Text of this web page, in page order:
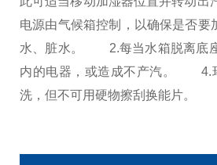
电源由气候箱控制，以确保是否要
水、脏水。
2.每当水箱脱离底座
内的电器，或造成不产汽。
4.环
洗，但不可用硬物擦刮换能片。
7.